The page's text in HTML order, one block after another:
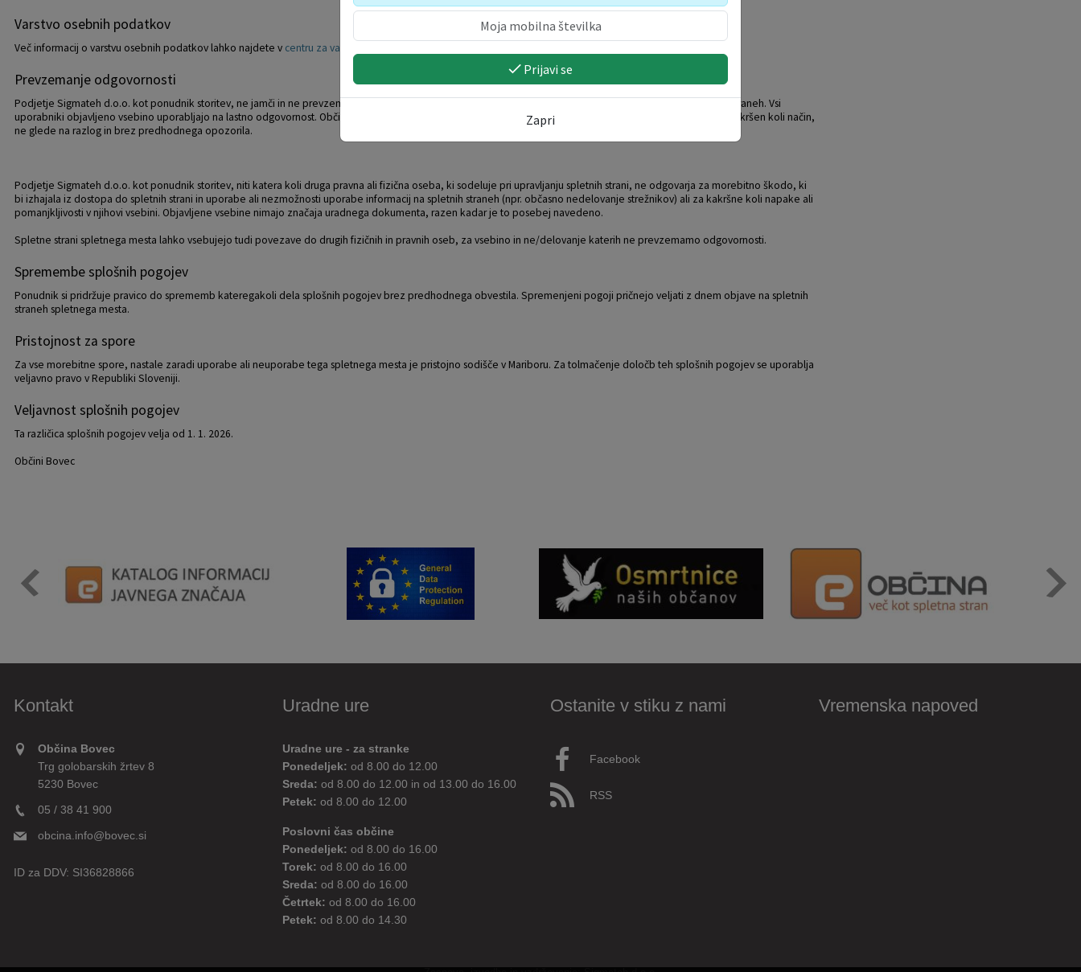
Varstvo osebnih podatkov
Več informacij o varstvu osebnih podatkov lahko najdete v centru za varstvo osebnih podatkov
Prevzemanje odgovornosti
Podjetje Sigmateh d.o.o. kot ponudnik storitev, ne jamči in ne prevzema nobene odgovornosti za ažurnost in točnost podatkov, ki so objavljeni na spletnih straneh. Vsi
uporabniki objavljeno vsebino uporabljajo na lastno odgovornost. Občini Bovec si pridržuje pravico, da kadarkoli spremeni vsebino svojih spletnih strani, na kakršen koli način,
ne glede na razlog in brez predhodnega opozorila.
Podjetje Sigmateh d.o.o. kot ponudnik storitev, niti katera koli druga pravna ali fizična oseba, ki sodeluje pri upravljanju spletnih strani, ne odgovarja za morebitno škodo, ki
bi izhajala iz dostopa do spletnih strani in uporabe ali nezmožnosti uporabe informacij na spletnih straneh (npr. občasno nedelovanje strežnikov) ali za kakršne koli napake ali
pomanjkljivosti v njihovi vsebini. Objavljene vsebine nimajo značaja uradnega dokumenta, razen kadar je to posebej navedeno.
Spletne strani spletnega mesta lahko vsebujejo tudi povezave do drugih fizičnih in pravnih oseb, za vsebino in ne/delovanje katerih ne prevzemamo odgovornosti.
Spremembe splošnih pogojev
Ponudnik si pridržuje pravico do sprememb kateregakoli dela splošnih pogojev brez predhodnega obvestila. Spremenjeni pogoji pričnejo veljati z dnem objave na spletnih
straneh spletnega mesta.
Pristojnost za spore
Za vse morebitne spore, nastale zaradi uporabe ali neuporabe tega spletnega mesta je pristojno sodišče v Mariboru. Za tolmačenje določb teh splošnih pogojev se uporablja
veljavno pravo v Republiki Sloveniji.
Veljavnost splošnih pogojev
Ta različica splošnih pogojev velja od 1. 1. 2026.
Občini Bovec
Kontakt
Občina Bovec
Trg golobarskih žrtev 8
5230 Bovec
05 / 38 41 900
obcina.info@bovec.si
ID za DDV: SI36828866
Uradne ure
Uradne ure - za stranke
Ponedeljek: od 8.00 do 12.00
Sreda: od 8.00 do 12.00 in od 13.00 do 16.00
Petek: od 8.00 do 12.00
Poslovni čas občine
Ponedeljek: od 8.00 do 16.00
Torek: od 8.00 do 16.00
Sreda: od 8.00 do 16.00
Četrtek: od 8.00 do 16.00
Petek: od 8.00 do 14.30
Ostanite v stiku z nami
Facebook
RSS
Vremenska napoved
Prijavi se
Zapri